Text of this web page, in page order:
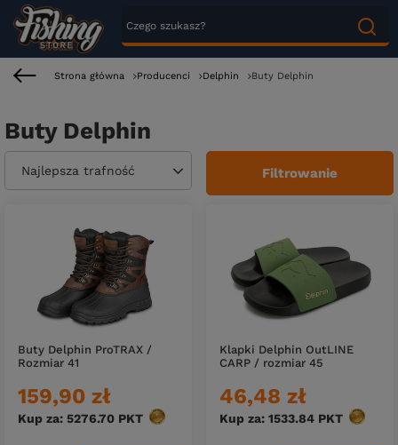
Strona główna Producenci Delphin Buty Delphin
Buty Delphin
Zmień sortowanie
Najlepsza trafność Filtrowanie
Buty Delphin ProTRAX /
Rozmiar 41
159,90 zł
Kup za: 5276.70 PKT punktów
Klapki Delphin OutLINE
CARP / rozmiar 45
46,48 zł
Kup za: 1533.84 PKT punktów